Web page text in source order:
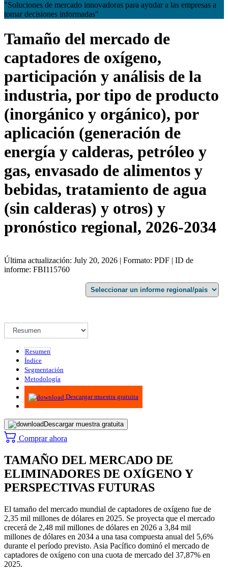
"Soluciones de mercado innovadoras para ayudar a las empresas a
tomar decisiones informadas"
Tamaño del mercado de
captadores de oxígeno,
participación y análisis de la
industria, por tipo de producto
(inorgánico y orgánico), por
aplicación (generación de
energía y calderas, petróleo y
gas, envasado de alimentos y
bebidas, tratamiento de agua
(sin calderas) y otros) y
pronóstico regional, 2026-2034
Última actualización: July 20, 2026 | Formato: PDF | ID de
informe: FBI115760
Resumen
Índice
Segmentación
Metodología
Infografías
Descargar muestra gratuita
Descargar muestra gratuita
Comprar ahora
TAMAÑO DEL MERCADO DE
ELIMINADORES DE OXÍGENO Y
PERSPECTIVAS FUTURAS
El tamaño del mercado mundial de captadores de oxígeno fue de
2,35 mil millones de dólares en 2025. Se proyecta que el mercado
crecerá de 2,48 mil millones de dólares en 2026 a 3,84 mil
millones de dólares en 2034 a una tasa compuesta anual del 5,6%
durante el período previsto. Asia Pacífico dominó el mercado de
captadores de oxígeno con una cuota de mercado del 37,87% en
2025.